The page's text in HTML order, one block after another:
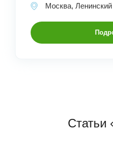
Москва, Ленинский
Статьи